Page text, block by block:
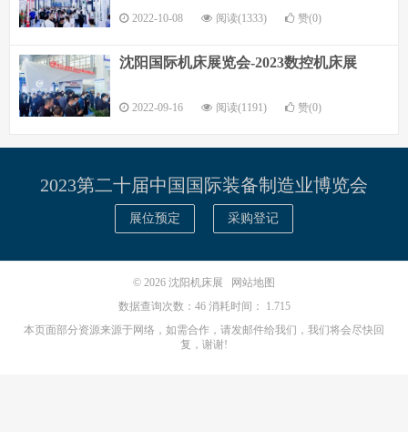
2022-10-08 阅读(1333) 赞(0)
沈阳国际机床展览会-2023数控机床展
2022-09-16 阅读(1191) 赞(0)
2023第二十届中国国际装备制造业博览会
展位预定 采购登记
© 2026 沈阳机床展
网站地图
数据查询次数：46 消耗时间： 1.715
本页面部分资源来源于网络，如需合作，请发邮件给我们，我们将会尽快回
复，谢谢!